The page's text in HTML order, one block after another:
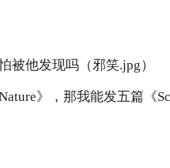
被他发现吗（邪笑.jpg）
》，那我能发五篇《